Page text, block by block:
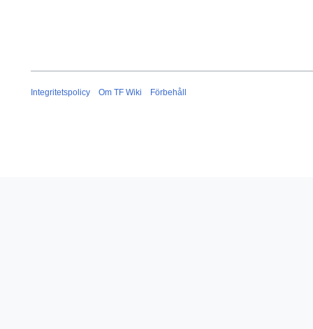
Integritetspolicy Om TF Wiki Förbehåll